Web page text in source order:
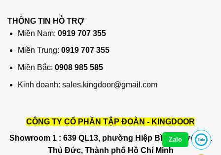
THÔNG TIN HỖ TRỢ
Miền Nam: 0919 707 355
Miền Trung: 0919 707 355
Miền Bắc: 0908 985 585
Kinh doanh: sales.kingdoor@gmail.com
CÔNG TY CỔ PHẦN TẬP ĐOÀN - KINGDOOR
Showroom 1: 639 QL13, phường Hiệp Bình Phước, Q.
Thủ Đức, Thành phố Hồ Chí Minh
Zalo